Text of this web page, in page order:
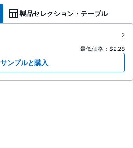
製品セレクション・テーブル
2
最低価格：$2.28
サンプルと購入